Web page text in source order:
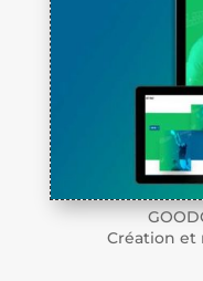
Création et